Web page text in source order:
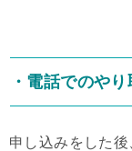
・電話でのやり
申し込みをした